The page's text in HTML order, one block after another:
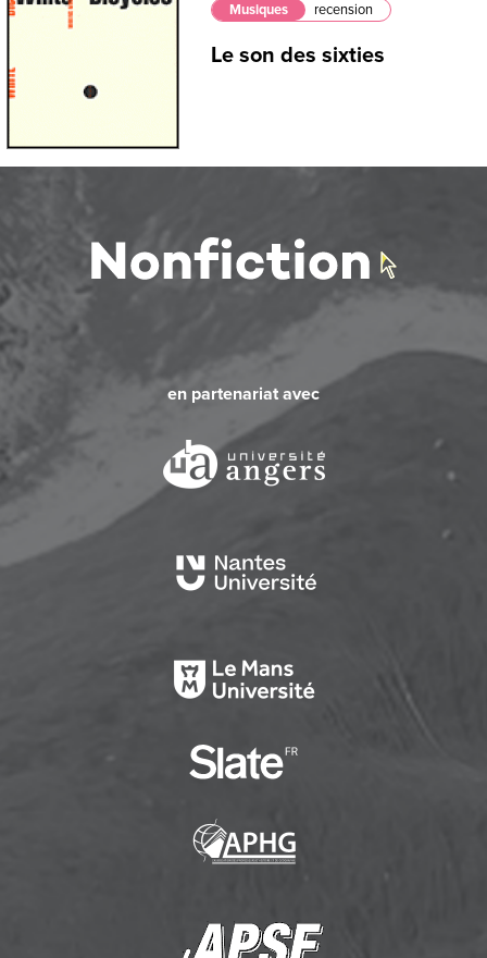
Musiques recension
Le son des sixties
en partenariat avec